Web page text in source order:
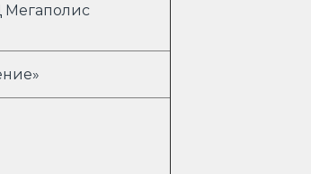
Мегаполис